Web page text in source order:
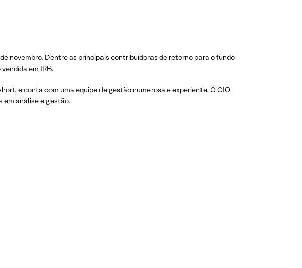
novembro. Dentre as principais contribuidoras de retorno para o fundo
em IRB.
e conta com uma equipe de gestão numerosa e experiente. O CIO
em análise e gestão.